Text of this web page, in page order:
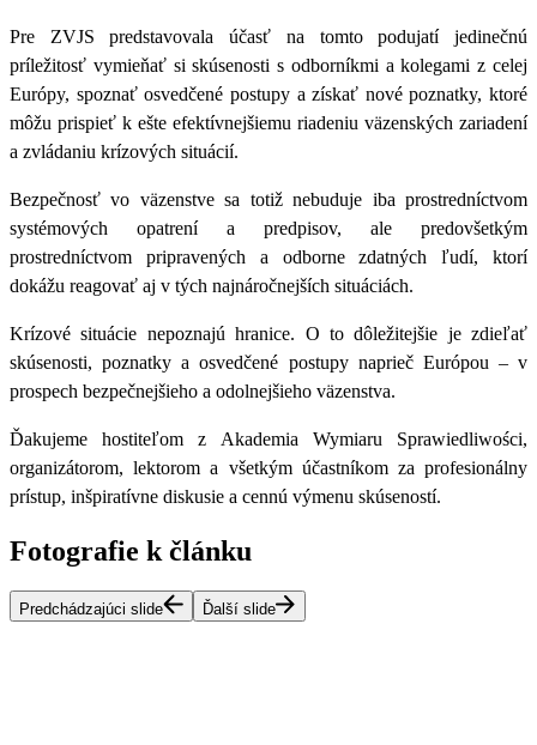
Pre ZVJS predstavovala účasť na tomto podujatí jedinečnú
príležitosť vymieňať si skúsenosti s odborníkmi a kolegami z celej
Európy, spoznať osvedčené postupy a získať nové poznatky, ktoré
môžu prispieť k ešte efektívnejšiemu riadeniu väzenských zariadení
a zvládaniu krízových situácií.
Bezpečnosť vo väzenstve sa totiž nebuduje iba prostredníctvom
systémových opatrení a predpisov, ale predovšetkým
prostredníctvom pripravených a odborne zdatných ľudí, ktorí
dokážu reagovať aj v tých najnáročnejších situáciách.
Krízové situácie nepoznajú hranice. O to dôležitejšie je zdieľať
skúsenosti, poznatky a osvedčené postupy naprieč Európou – v
prospech bezpečnejšieho a odolnejšieho väzenstva.
Ďakujeme hostiteľom z Akademia Wymiaru Sprawiedliwości,
organizátorom, lektorom a všetkým účastníkom za profesionálny
prístup, inšpiratívne diskusie a cennú výmenu skúseností.
Fotografie k článku
Predchádzajúci slide Ďalší slide